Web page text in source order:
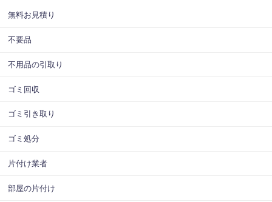
無料お見積り
不要品
不用品の引取り
ゴミ回収
ゴミ引き取り
ゴミ処分
片付け業者
部屋の片付け